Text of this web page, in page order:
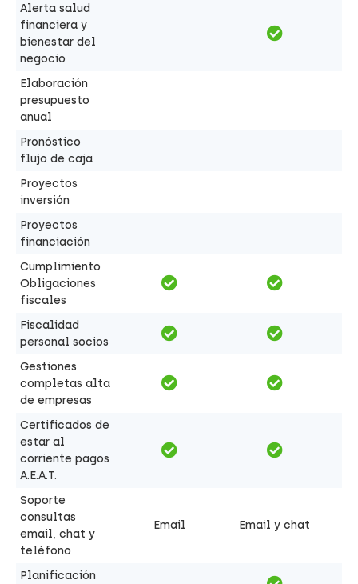
Alerta salud
financiera y
bienestar del
negocio
Elaboración
presupuesto
anual
Pronóstico
flujo de caja
Proyectos
inversión
Proyectos
financiación
Cumplimiento
Obligaciones
fiscales
Fiscalidad
personal socios
Gestiones
completas alta
de empresas
Certificados de
estar al
corriente pagos
A.E.A.T.
Soporte
consultas
email, chat y
teléfono
Email Email y chat
Planificación